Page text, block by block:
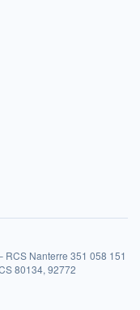
RCS Nanterre 351 058 151
80134, 92772